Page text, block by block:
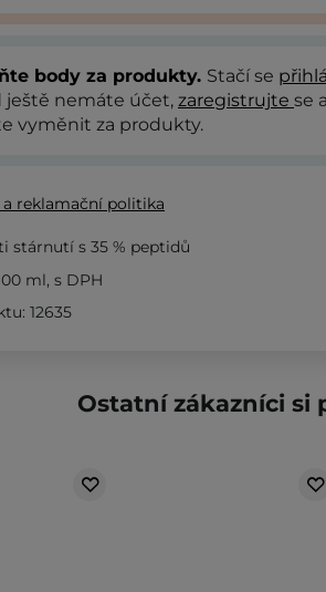
body za produkty. Stačí se
ještě nemáte účet, zaregistrujte se
vyměnit za produkty.
a reklamační politika
stárnutí s 35 % peptidů
ml, s DPH
12635
Ostatní zákazníci si